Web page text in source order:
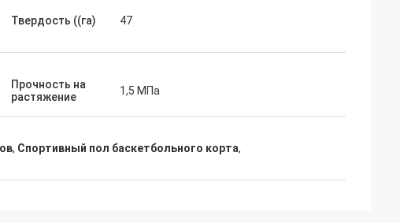
Твердость ((га) 47
Прочность на
растяжение
1,5 МПа
, Спортивный пол баскетбольного корта,